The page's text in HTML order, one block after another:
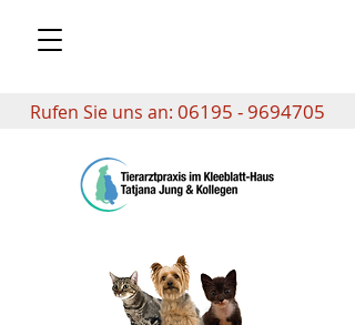
Rufen Sie uns an: 06195 - 9694705